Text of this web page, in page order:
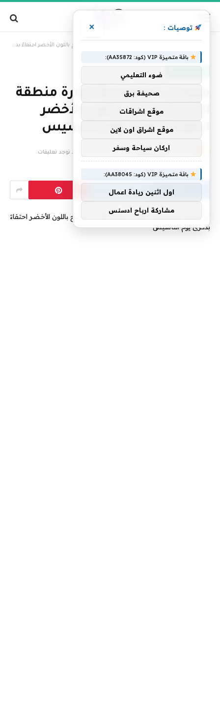
محليات السعودية: إمارة منطقة الباحة تتوشح باللون الأخضر احتفاءً بذكرى يوم التأسيس
محليات السعودية: إمارة منطقة
الباحة تتوشح باللون الأخضر
احتفاءً بذكرى يوم التأسيس
فريق التحرير 22 فبراير، 2026 لا توجد تعليقات
توصيات : ×
باقة متميزة VIP (كود: AA35872):
ضوء التعليمي
صحيفة برق
موقع اشراقات
موقع اشراق اون لاين
اركان سياحة وسفر
باقة متميزة VIP (كود: AA38045):
اول اثنين ريادة اعمال
مشاركة ارباح ادسنس